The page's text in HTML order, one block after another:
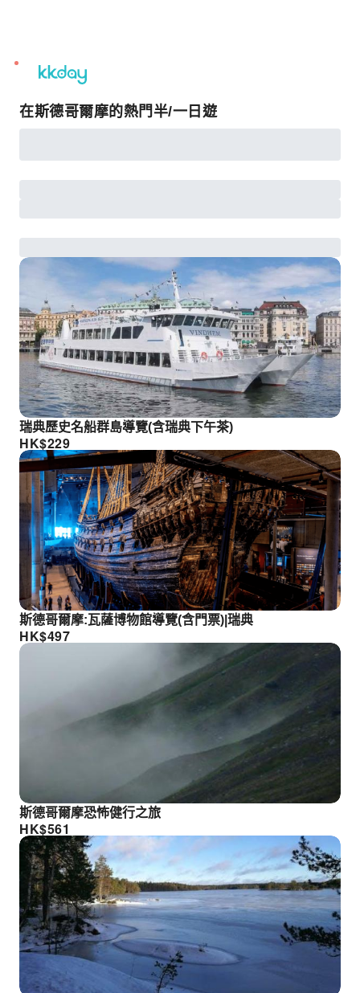
unread
notifications
在斯德哥爾摩的熱門半/一日遊
瑞典歷史名船群島導覽(含瑞典下午茶)
HK$229
斯德哥爾摩:瓦薩博物館導覽(含門票)|瑞典
HK$497
斯德哥爾摩恐怖健行之旅
HK$561